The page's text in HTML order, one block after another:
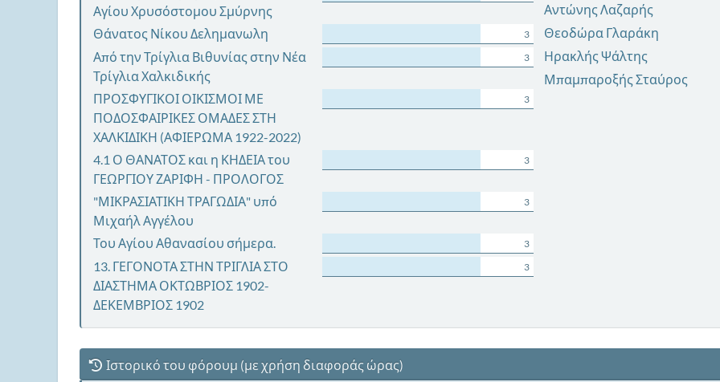
Αγίου Χρυσόστομου Σμύρνης
Θάνατος Νίκου Δελημανωλη 3
Από την Τρίγλια Βιθυνίας στην Νέα
Τρίγλια Χαλκιδικής
3
ΠΡΟΣΦΥΓΙΚΟΙ ΟΙΚΙΣΜΟΙ ΜΕ
ΠΟΔΟΣΦΑΙΡΙΚΕΣ ΟΜΑΔΕΣ ΣΤΗ
ΧΑΛΚΙΔΙΚΗ (ΑΦΙΕΡΩΜΑ 1922-2022)
3
4.1 Ο ΘΑΝΑΤΟΣ και η ΚΗΔΕΙΑ του
ΓΕΩΡΓΙΟΥ ΖΑΡΙΦΗ - ΠΡΟΛΟΓΟΣ
3
"ΜΙΚΡΑΣΙΑΤΙΚΗ ΤΡΑΓΩΔΙΑ" υπό
Μιχαήλ Αγγέλου
3
Του Αγίου Αθανασίου σήμερα. 3
13. ΓΕΓΟΝΟΤΑ ΣΤΗΝ ΤΡΙΓΛΙΑ ΣΤΟ
ΔΙΑΣΤΗΜΑ ΟΚΤΩΒΡΙΟΣ 1902-
ΔΕΚΕΜΒΡΙΟΣ 1902
3
Αντώνης Λαζαρής
Θεοδώρα Γλαράκη
Ηρακλής Ψάλτης
Μπαμπαροξής Σταύρος
Ιστορικό του φόρουμ (με χρήση διαφοράς ώρας)